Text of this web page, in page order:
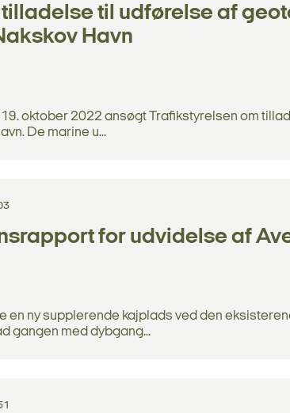
til udførelse af
Havn
19. oktober 2022 ansøgt Trafikstyrelsen om
De marine u...
for udvidelse af
en ny supplerende kajplads ved den
gangen med dybgang...